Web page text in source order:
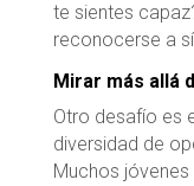
te sientes
reconocerse a
Mirar más allá
Otro desafío es
diversidad de
Muchos